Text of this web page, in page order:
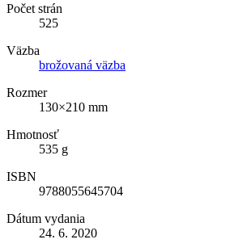
Počet strán
525
Väzba
brožovaná väzba
Rozmer
130×210 mm
Hmotnosť
535 g
ISBN
9788055645704
Dátum vydania
24. 6. 2020